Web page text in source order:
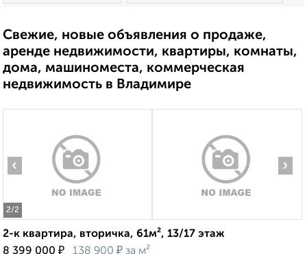
Свежие, новые объявления о продаже,
аренде недвижимости, квартиры, комнаты,
дома, машиноместа, коммерческая
недвижимость в Владимире
2/2
‹ ›
2-к квартира, вторичка, 61м², 13/17 этаж
8 399 000 ₽ 138 900 ₽ за м²